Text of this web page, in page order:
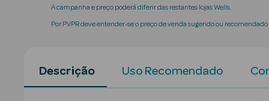
A campanha e preço poderá diferir das restantes lojas Wells.
Por PVPR deve entender-se o preço de venda sugerido ou
Descrição Uso Recomendado